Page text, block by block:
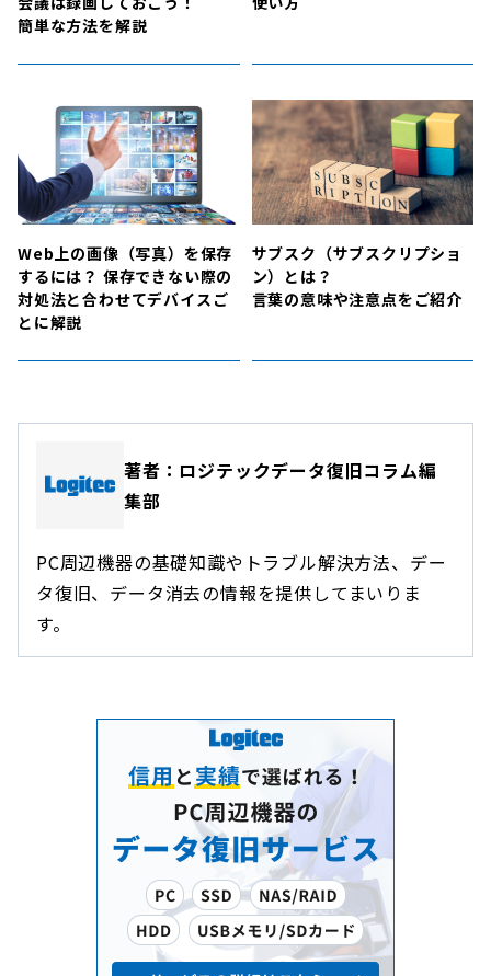
簡単な方法を解説
Web上の画像（写真）を保存
するには？ 保存できない際の
対処法と合わせてデバイスご
とに解説
サブスク（サブスクリプショ
ン）とは？
言葉の意味や注意点をご紹介
著者：ロジテックデータ復旧コラム編
集部
PC周辺機器の基礎知識やトラブル解決方法、デー
タ復旧、データ消去の情報を提供してまいりま
す。